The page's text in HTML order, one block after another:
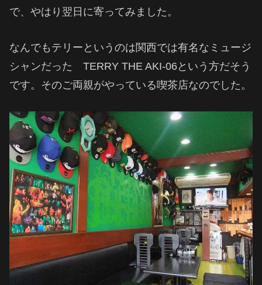
で、やはり翌日に寄ってみました。
なんでもテリーというのは関西では有名なミュージ
シャンだった TERRY THE AKI-06という方だそう
です。そのご両親がやっている喫茶店なのでした。